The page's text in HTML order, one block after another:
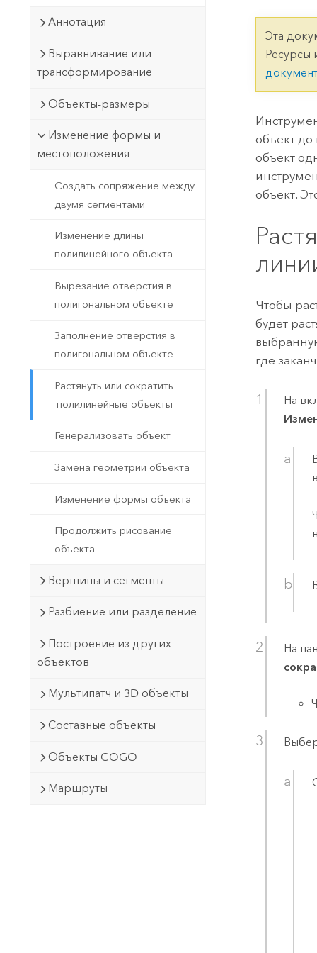
ГИС и картографии
Технология Developer
Создание картографических
пространственного анализа
Природные ресурсы
Все отрасли
Аннотация
Выравнивание или
трансформирование
Объекты-размеры
Изменение формы и
местоположения
Создать сопряжение между
двумя сегментами
Изменение длины
полилинейного объекта
Вырезание отверстия в
полигональном объекте
Заполнение отверстия в
полигональном объекте
Растянуть или сократить
полилинейные объекты
Генерализовать объект
Замена геометрии объекта
Изменение формы объекта
Продолжить рисование
объекта
Вершины и сегменты
Разбиение или разделение
Построение из других
объектов
Мультипатч и 3D объекты
Составные объекты
Объекты COGO
Маршруты
Эта
Ресурсы
объект
объект
объект.
Чтобы
будет
где
На
На